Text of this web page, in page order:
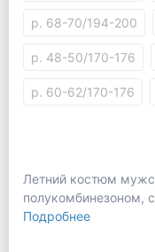
р. 68-70/194-200
р. 48-50/170-176
р. 60-62/170-176
Летний костюм
полукомбинезоном,
Подробнее